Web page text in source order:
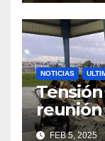
NOTICIAS
reunión
FEB 5, 2025